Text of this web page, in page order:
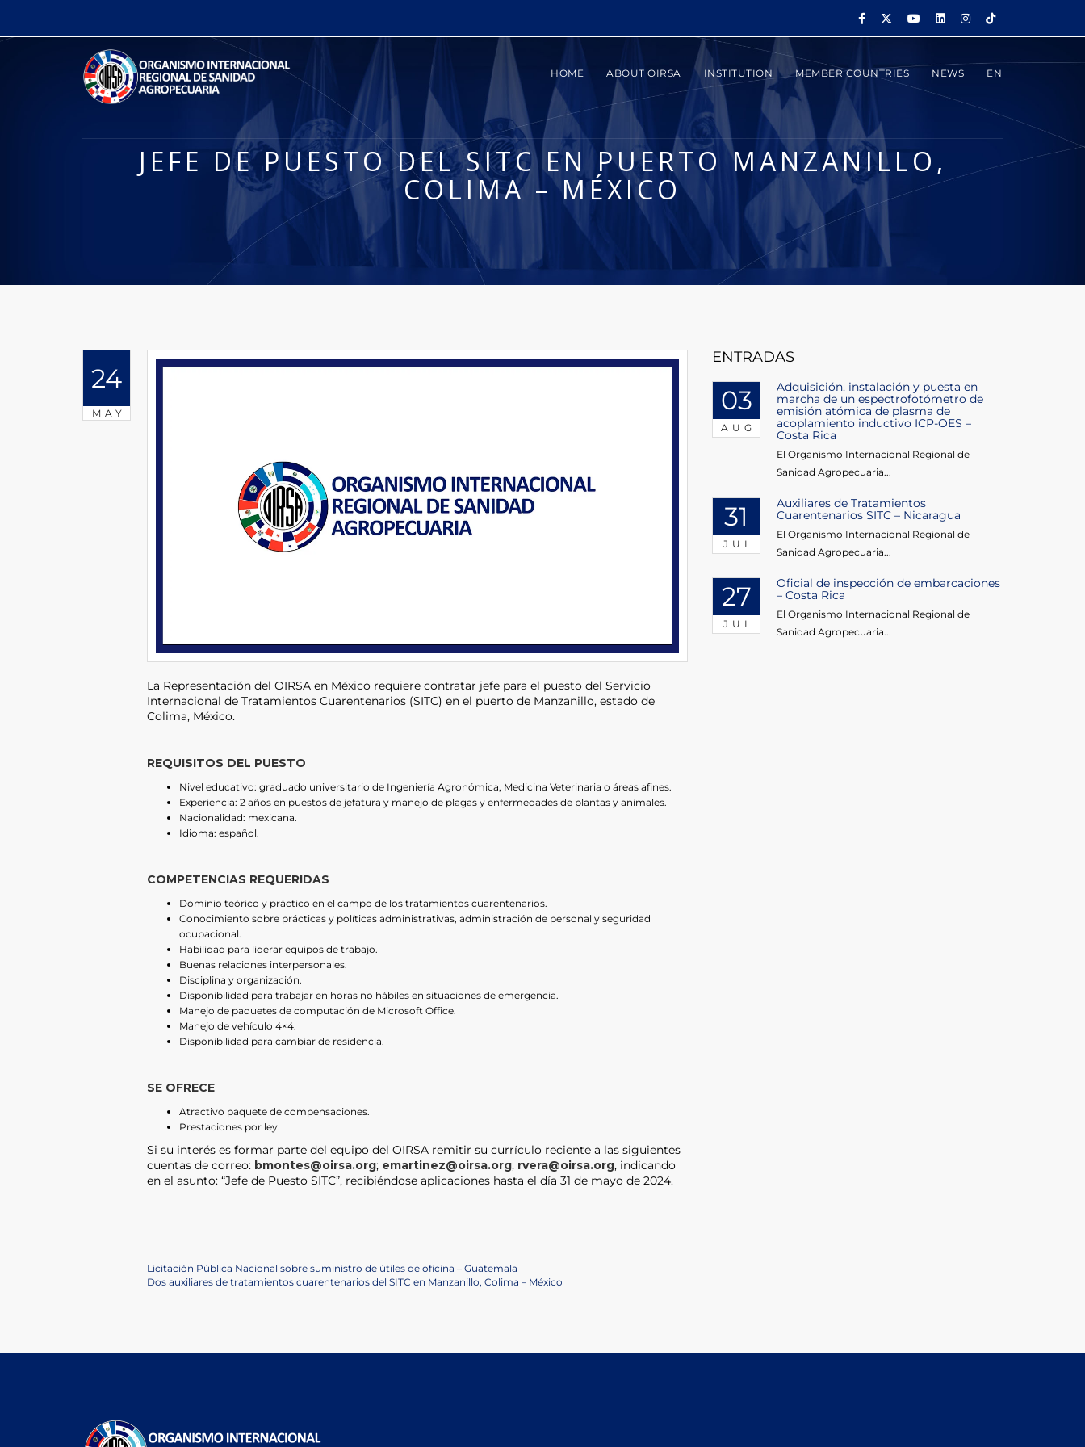
HOME ABOUT OIRSA INSTITUTION MEMBER COUNTRIES NEWS EN
JEFE DE PUESTO DEL SITC EN PUERTO MANZANILLO,
COLIMA – MÉXICO
24
MAY
La Representación del OIRSA en México requiere contratar jefe para el puesto del Servicio
Internacional de Tratamientos Cuarentenarios (SITC) en el puerto de Manzanillo, estado de
Colima, México.
REQUISITOS DEL PUESTO
Nivel educativo: graduado universitario de Ingeniería Agronómica, Medicina Veterinaria o áreas afines.
Experiencia: 2 años en puestos de jefatura y manejo de plagas y enfermedades de plantas y animales.
Nacionalidad: mexicana.
Idioma: español.
COMPETENCIAS REQUERIDAS
Dominio teórico y práctico en el campo de los tratamientos cuarentenarios.
Conocimiento sobre prácticas y políticas administrativas, administración de personal y seguridad
ocupacional.
Habilidad para liderar equipos de trabajo.
Buenas relaciones interpersonales.
Disciplina y organización.
Disponibilidad para trabajar en horas no hábiles en situaciones de emergencia.
Manejo de paquetes de computación de Microsoft Office.
Manejo de vehículo 4×4.
Disponibilidad para cambiar de residencia.
SE OFRECE
Atractivo paquete de compensaciones.
Prestaciones por ley.
Si su interés es formar parte del equipo del OIRSA remitir su currículo reciente a las siguientes
cuentas de correo: bmontes@oirsa.org; emartinez@oirsa.org; rvera@oirsa.org, indicando
en el asunto: “Jefe de Puesto SITC”, recibiéndose aplicaciones hasta el día 31 de mayo de 2024.
Post
Previous
Post
Licitación Pública Nacional sobre suministro de útiles de oficina – Guatemala
Next
Dos auxiliares de tratamientos cuarentenarios del SITC en Manzanillo, Colima – México
ENTRADAS
03
AUG
Adquisición, instalación y puesta en
marcha de un espectrofotómetro de
emisión atómica de plasma de
acoplamiento inductivo ICP-OES –
Costa Rica
El Organismo Internacional Regional de
Sanidad Agropecuaria...
31
JUL
Auxiliares de Tratamientos
Cuarentenarios SITC – Nicaragua
El Organismo Internacional Regional de
Sanidad Agropecuaria...
27
JUL
Oficial de inspección de embarcaciones
– Costa Rica
El Organismo Internacional Regional de
Sanidad Agropecuaria...